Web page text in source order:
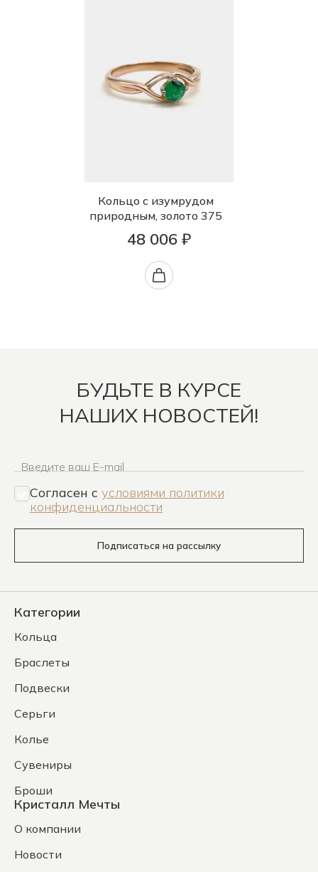
Кольцо с изумрудом
природным, золото 375
48 006 ₽
БУДЬТЕ В КУРСЕ
НАШИХ НОВОСТЕЙ!
Введите ваш E-mail
Согласен c условиями политики
конфиденциальности
Подписаться на рассылку
Категории
Кольца
Браслеты
Подвески
Серьги
Колье
Сувениры
Броши
Кристалл Мечты
О компании
Новости